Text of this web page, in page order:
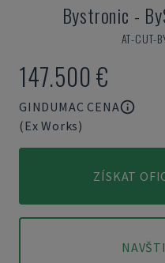
Bystronic -
AT-CUT-
147.500 €
GINDUMAC CENA
(Ex Works)
ZÍSKAT